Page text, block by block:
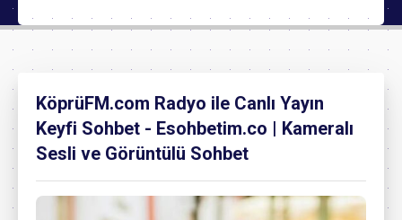
KöprüFM.com Radyo ile Canlı Yayın
Keyfi Sohbet - Esohbetim.co | Kameralı
Sesli ve Görüntülü Sohbet